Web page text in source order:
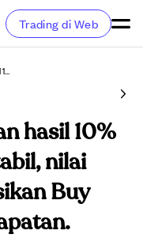
Trading di Web
Ares Capital Tawarkan Hasil 10% Dengan Portofolio Stabil, Nilai Wajar, Direkomendasikan Buy Untuk Investor Pendapatan.
hasil 10%
nilai
Buy